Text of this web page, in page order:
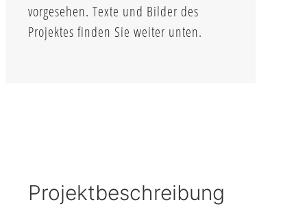
vorgesehen. Texte und Bilder des
Projektes finden Sie weiter unten.
Projektbeschreibung